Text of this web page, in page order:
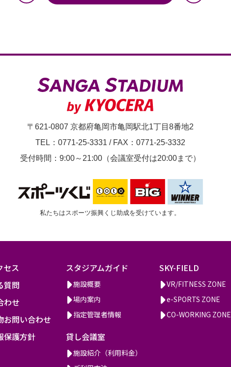
〒621-0807 京都府亀岡市亀岡駅北1丁目8番地2
TEL：0771-25-3331 / FAX：0771-25-3332
受付時間：9:00～21:00（会議室受付は20:00まで）
私たちはスポーツ振興くじ助成を受けています。
セス
質問
わせ
お問い合わせ
保護方針
スタジアムガイド
施設概要
場内案内
指定管理者情報
貸し会議室
施設紹介（利用料金）
SKY-FIELD
VR/FITNESS ZONE
e-SPORTS ZONE
CO-WORKING ZONE